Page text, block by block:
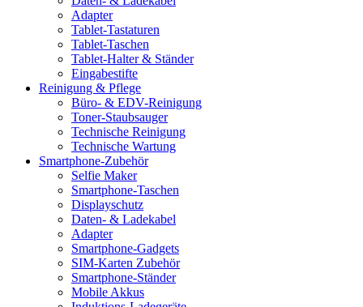
Adapter
Tablet-Tastaturen
Tablet-Taschen
Tablet-Halter & Ständer
Eingabestifte
Reinigung & Pflege
Büro- & EDV-Reinigung
Toner-Staubsauger
Technische Reinigung
Technische Wartung
Smartphone-Zubehör
Selfie Maker
Smartphone-Taschen
Displayschutz
Daten- & Ladekabel
Adapter
Smartphone-Gadgets
SIM-Karten Zubehör
Smartphone-Ständer
Mobile Akkus